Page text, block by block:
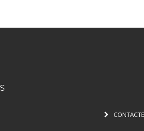
CONTACTE